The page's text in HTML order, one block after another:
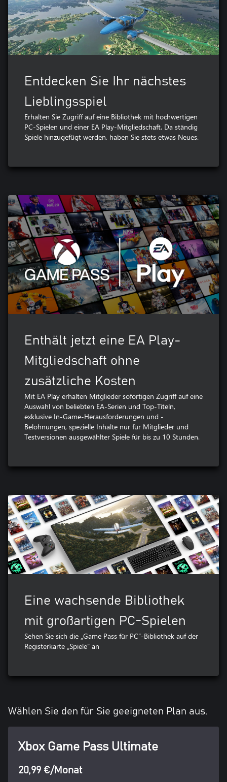
Entdecken Sie Ihr nächstes
Lieblingsspiel
Erhalten Sie Zugriff auf eine Bibliothek mit hochwertigen
PC-Spielen und einer EA Play-Mitgliedschaft. Da ständig
Spiele hinzugefügt werden, haben Sie stets etwas Neues.
Enthält jetzt eine EA Play-
Mitgliedschaft ohne
zusätzliche Kosten
Mit EA Play erhalten Mitglieder sofortigen Zugriff auf eine
Auswahl von beliebten EA-Serien und Top-Titeln,
exklusive In-Game-Herausforderungen und -
Belohnungen, spezielle Inhalte nur für Mitglieder und
Testversionen ausgewählter Spiele für bis zu 10 Stunden.
Eine wachsende Bibliothek
mit großartigen PC-Spielen
Sehen Sie sich die „Game Pass für PC“-Bibliothek auf der
Registerkarte „Spiele“ an
Wählen Sie den für Sie geeigneten Plan aus.
Xbox Game Pass Ultimate
20,99 €/Monat